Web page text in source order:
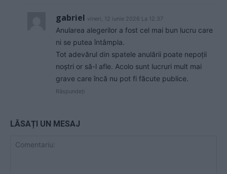
gabriel vineri, 12 iunie 2026 La 12.37
Anularea alegerilor a fost cel mai bun lucru care
ni se putea întâmpla.
Tot adevărul din spatele anulării poate nepoții
noștri or să-l afle. Acolo sunt lucruri mult mai
grave care încă nu pot fi făcute publice.
Răspundeți
LĂSAȚI UN MESAJ